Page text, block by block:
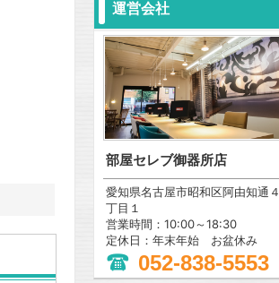
運営会社
部屋セレブ御器所店
愛知県名古屋市昭和区阿由知通４
丁目１
営業時間：10:00～18:30
定休日：年末年始 お盆休み
052-838-5553